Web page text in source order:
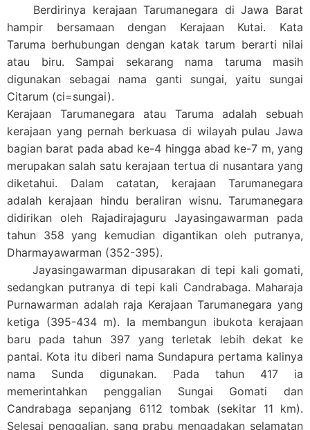
Berdirinya kerajaan Tarumanegara di Jawa Barat
hampir bersamaan dengan Kerajaan Kutai. Kata
Taruma berhubungan dengan kataktarum berarti nilai
atau biru. Sampai sekarang nama taruma masih
digunakan sebagai nama ganti sungai, yaitu sungai
Citarum (ci=sungai).
Kerajaan Tarumanegara atau Taruma adalah sebuah
kerajaan yang pernah berkuasa di wilayah pulau Jawa
bagian barat pada abad ke-4 hingga abad ke-7 m, yang
merupakan salah satu kerajaan tertua di nusantara yang
diketahui. Dalam catatan, kerajaan Tarumanegara
adalah kerajaan hindu beraliran wisnu. Tarumanegara
didirikan oleh Rajadirajaguru Jayasingawarmanpada
tahun 358 yang kemudian digantikan oleh putranya,
Dharmayawarman (352-395).
Jayasingawarman dipusarakan di tepi kali gomati,
sedangkan putranya di tepi kali Candrabaga. Maharaja
Purnawarman adalah raja Kerajaan Tarumanegara yang
ketiga (395-434 m). Ia membangun ibukota kerajaan
baru pada tahun 397 yang terletak lebih dekat ke
pantai. Kota itu diberi nama Sundapura pertama kalinya
nama Sunda digunakan. Pada tahun 417 ia
memerintahkan penggalian Sungai Gomati dan
Candrabaga sepanjang 6112 tombak (sekitar 11 km).
Selesai penggalian, sang prabu mengadakan selamatan